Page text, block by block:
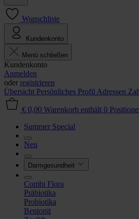
Wunschliste
Kundenkonto
Menü schließen
Kundenkonto
Anmelden
oder registrieren
Übersicht Persönliches Profil Adressen
€ 0,00 Warenkorb enthält 0
Summer Special
Neu
Darmgesundheit
Combi Flora
Präbiotika
Probiotika
Bentonit